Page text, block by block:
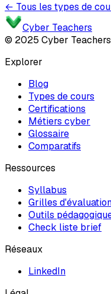
← Tous les types de
Cyber Teachers
© 2025 Cyber
Explorer
Blog
Types de cours
Certifications
Métiers cyber
Glossaire
Comparatifs
Ressources
Syllabus
Grilles
Outils
Check liste brief
Réseaux
LinkedIn